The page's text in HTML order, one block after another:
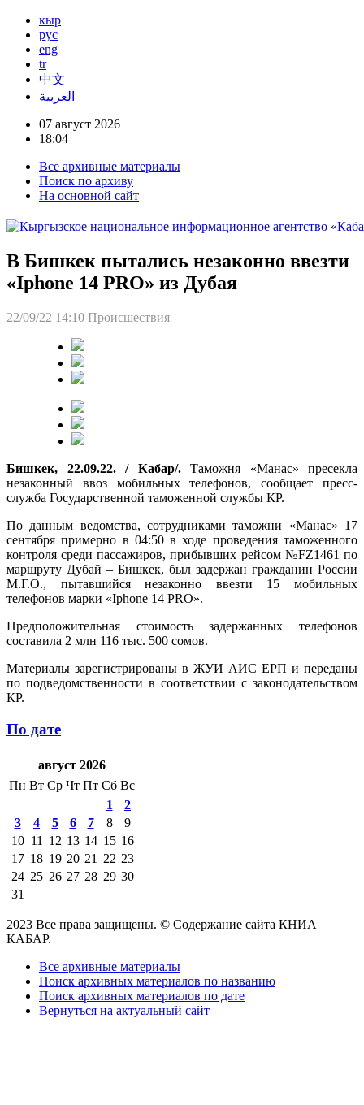
кыр
рус
eng
tr
中文
العربية
07 август 2026
18:04
Все архивные материалы
Поиск по архиву
На основной сайт
В Бишкек пытались незаконно ввезти
«Iphone 14 PRO» из Дубая
22/09/22 14:10 Происшествия
Бишкек, 22.09.22. / Кабар/.Таможня «Манас» пресекла
незаконный ввоз мобильных телефонов, сообщает пресс-
служба Государственной таможенной службы КР.
По данным ведомства, сотрудниками таможни «Манас» 17
сентября примерно в 04:50 в ходе проведения таможенного
контроля среди пассажиров, прибывших рейсом №FZ1461 по
маршруту Дубай – Бишкек, был задержан гражданин России
М.Г.О., пытавшийся незаконно ввезти 15 мобильных
телефонов марки «Iphone 14 PRO».
Предположительная стоимость задержанных телефонов
составила 2 млн 116 тыс. 500 сомов.
Материалы зарегистрированы в ЖУИ АИС ЕРП и переданы
по подведомственности в соответствии с законодательством
КР.
По дате
август 2026
Пн Вт Ср Чт Пт Сб Вс
1
2
3
4 5 6 7 8
9
10 11 12 13 14 15 16
17 18 19 20 21 22 23
24 25 26 27 28 29 30
31
2023 Все права защищены. © Содержание сайта КНИА
КАБАР.
Все архивные материалы
Поиск архивных материалов по названию
Поиск архивных материалов по дате
Вернуться на актуальный сайт